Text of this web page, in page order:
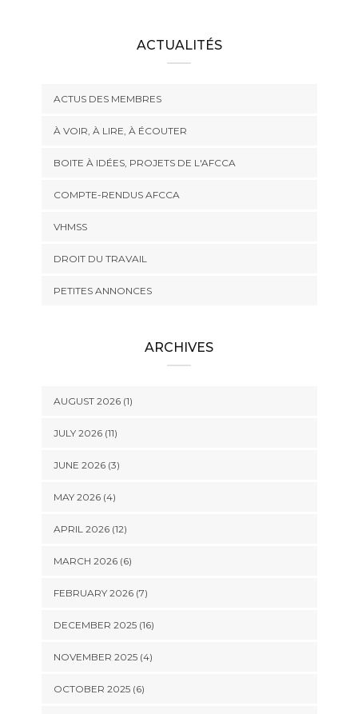
ACTUALITÉS
ACTUS DES MEMBRES
À VOIR, À LIRE, À ÉCOUTER
BOITE À IDÉES, PROJETS DE L'AFCCA
COMPTE-RENDUS AFCCA
VHMSS
DROIT DU TRAVAIL
PETITES ANNONCES
ARCHIVES
AUGUST 2026 (1)
JULY 2026 (11)
JUNE 2026 (3)
MAY 2026 (4)
APRIL 2026 (12)
MARCH 2026 (6)
FEBRUARY 2026 (7)
DECEMBER 2025 (16)
NOVEMBER 2025 (4)
OCTOBER 2025 (6)